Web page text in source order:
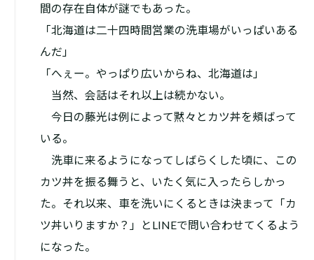
間の存在自体が謎でもあった。
「北海道は二十四時間営業の洗車場がいっぱいある
んだ」
「へぇー。やっぱり広いからね、北海道は」
当然、会話はそれ以上は続かない。
今日の藤光は例によって黙々とカツ丼を頰ばって
いる。
洗車に来るようになってしばらくした頃に、この
カツ丼を振る舞うと、いたく気に入ったらしかっ
た。それ以来、車を洗いにくるときは決まって「カ
ツ丼いりますか？」とLINEで問い合わせてくるよう
になった。